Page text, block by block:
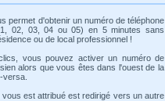
permet d'obtenir un numéro de téléphone
02, 03, 04 ou 05) en 5 minutes sans
ou de local professionnel !
vous pouvez activer un numéro de
alors que vous êtes dans l'ouest de la
versa.
vous est attribué est redirigé vers un autre